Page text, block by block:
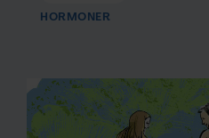
HORMONER